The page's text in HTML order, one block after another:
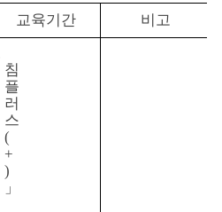
교육기간
비고
침
플
러
스
(
+
)
」